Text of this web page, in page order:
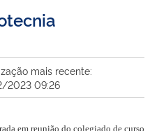
mais recente:
2023 09:26
em reunião do colegiado de curso